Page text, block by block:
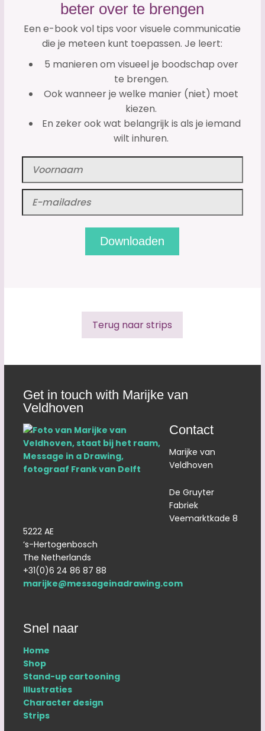
beter over te brengen
Een e-book vol tips voor visuele communicatie
die je meteen kunt toepassen. Je leert:
5 manieren om visueel je boodschap over
te brengen.
Ook wanneer je welke manier (niet) moet
kiezen.
En zeker ook wat belangrijk is als je iemand
wilt inhuren.
Terug naar strips
Get in touch with Marijke van
Veldhoven
Contact
Marijke van
Veldhoven
De Gruyter
Fabriek
Veemarktkade 8
5222 AE
‘s-Hertogenbosch
The Netherlands
+31(0)6 24 86 87 88
marijke@messageinadrawing.com
Snel naar
Home
Shop
Stand-up cartooning
Illustraties
Character design
Strips